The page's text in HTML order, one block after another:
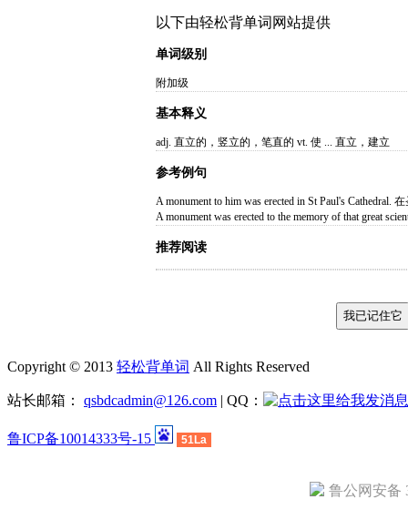
以下由轻松背单词网站提供
单词级别
附加级
基本释义
adj. 直立的，竖立的，笔直的 vt. 使 ... 直立，建立
参考例句
A monument to him was erected in St Paul's
A monument was erected to the memory of that great
推荐阅读
Copyright © 2013 轻松背单词 All Rights Reserved
站长邮箱： qsbdcadmin@126.com | QQ：
鲁ICP备10014333号-15 51La
鲁公网安备